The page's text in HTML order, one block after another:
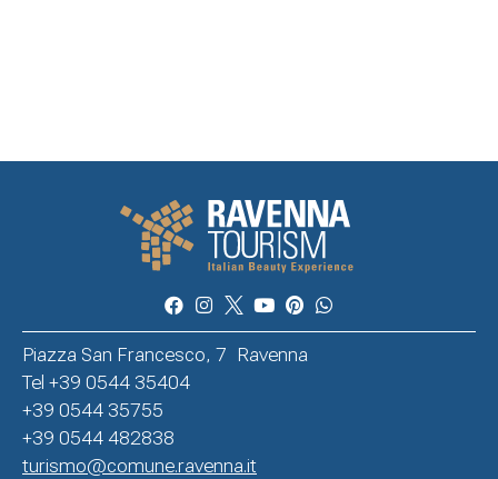
Piazza San Francesco, 7 Ravenna
Tel +39 0544 35404
+39 0544 35755
+39 0544 482838
turismo@comune.ravenna.it